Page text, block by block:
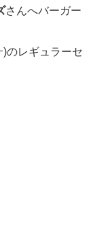
さんへバーガー
)のレギュラーセ